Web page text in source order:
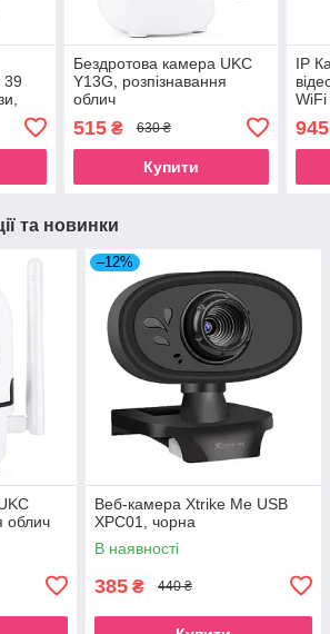
39
Бездротова камера UKC
Y13G, розпізнавання
облич
515₴ 630 ₴
Купити
IP
945
та новинки
облич
–12%
Веб-камера Xtrike Me USB
XPC01, чорна
В наявності
385 ₴ 440 ₴